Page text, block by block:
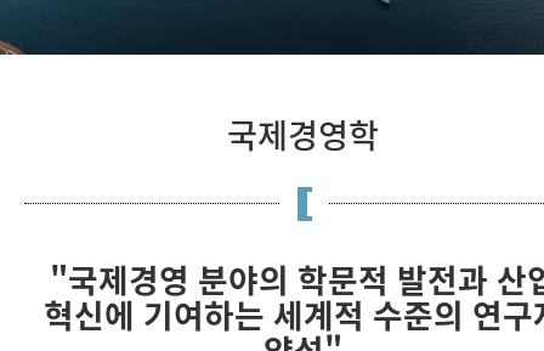
국제경영학
"국제경영 분야의 학문적 발전과 산
혁신에 기여하는 세계적 수준의 연구